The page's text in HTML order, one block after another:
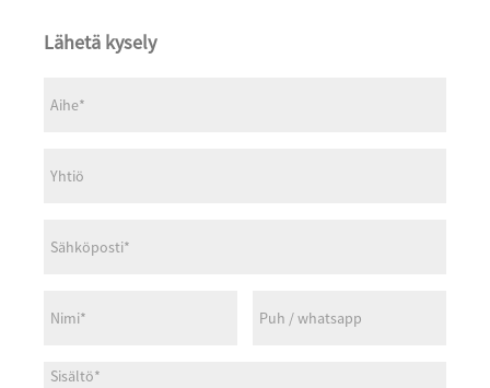
Lähetä kysely